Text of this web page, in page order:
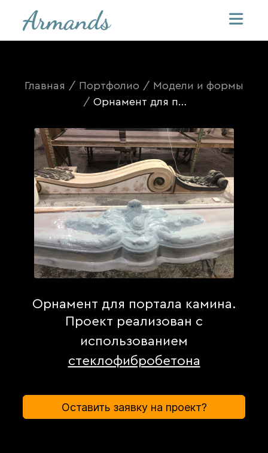
Главная / Портфолио / Модели и формы
/
Орнамент для портала камина
Орнамент для портала камина.
Проект реализован с
использованием
стеклофибробетона
Оставить заявку на проект?